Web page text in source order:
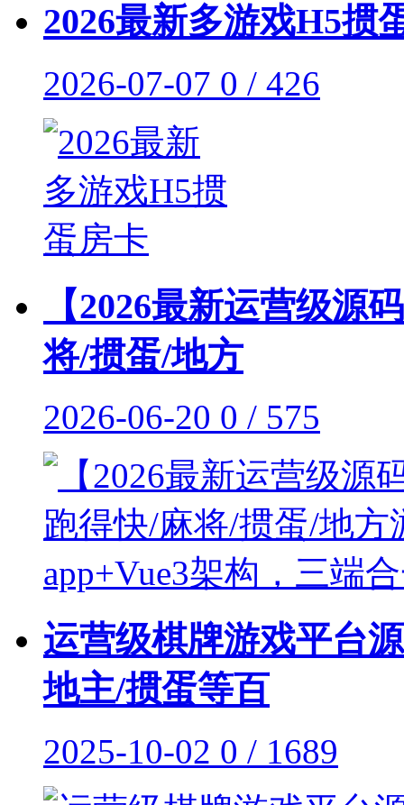
2026最新多游戏H5掼
2026-07-07 0 / 426
【2026最新运营级源
将/掼蛋/地方
2026-06-20 0 / 575
运营级棋牌游戏平台
地主/掼蛋等百
2025-10-02 0 / 1689